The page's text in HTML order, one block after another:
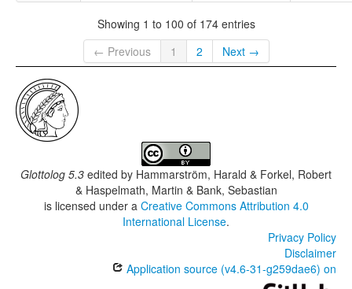
Showing 1 to 100 of 174 entries
← Previous
1 2 Next →
Glottolog 5.3 edited by Hammarström, Harald & Forkel, Robert
& Haspelmath, Martin & Bank, Sebastian
is licensed under a Creative Commons Attribution 4.0
International License.
Privacy Policy
Disclaimer
Application source (v4.6-31-g259dae6) on